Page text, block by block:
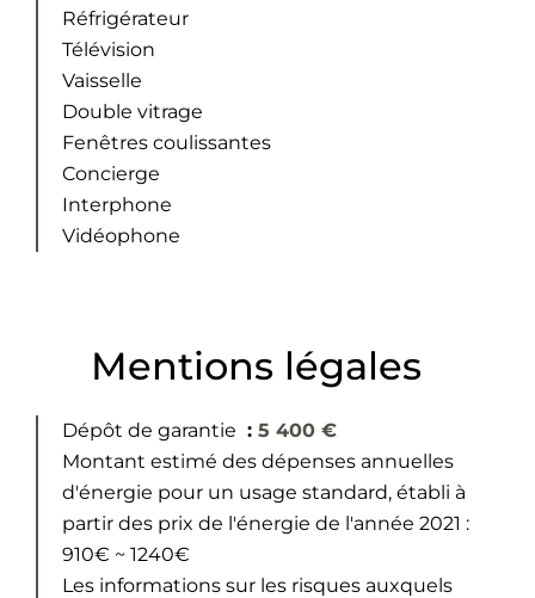
Réfrigérateur
Télévision
Vaisselle
Double vitrage
Fenêtres coulissantes
Concierge
Interphone
Vidéophone
Mentions légales
Dépôt de garantie
5 400 €
Montant estimé des dépenses annuelles
d'énergie pour un usage standard, établi à
partir des prix de l'énergie de l'année 2021 :
910€ ~ 1240€
Les informations sur les risques auxquels